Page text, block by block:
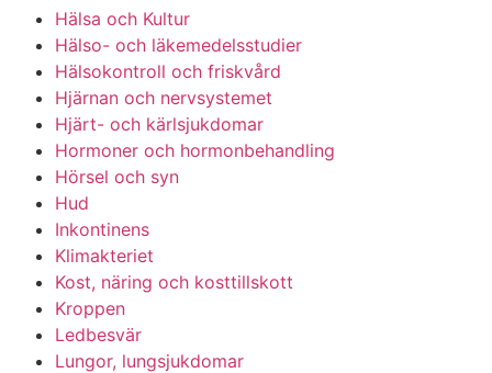
Hälsa och Kultur
Hälso- och läkemedelsstudier
Hälsokontroll och friskvård
Hjärnan och nervsystemet
Hjärt- och kärlsjukdomar
Hormoner och hormonbehandling
Hörsel och syn
Hud
Inkontinens
Klimakteriet
Kost, näring och kosttillskott
Kroppen
Ledbesvär
Lungor, lungsjukdomar